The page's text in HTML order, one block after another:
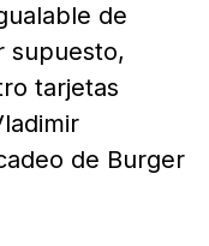
de
supuesto,
tarjetas
de Burger